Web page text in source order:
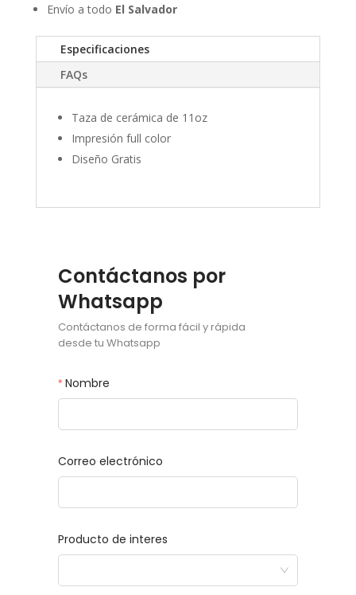
Envío a todo El Salvador
Especificaciones
FAQs
Taza de cerámica de 11oz
Impresión full color
Diseño Gratis